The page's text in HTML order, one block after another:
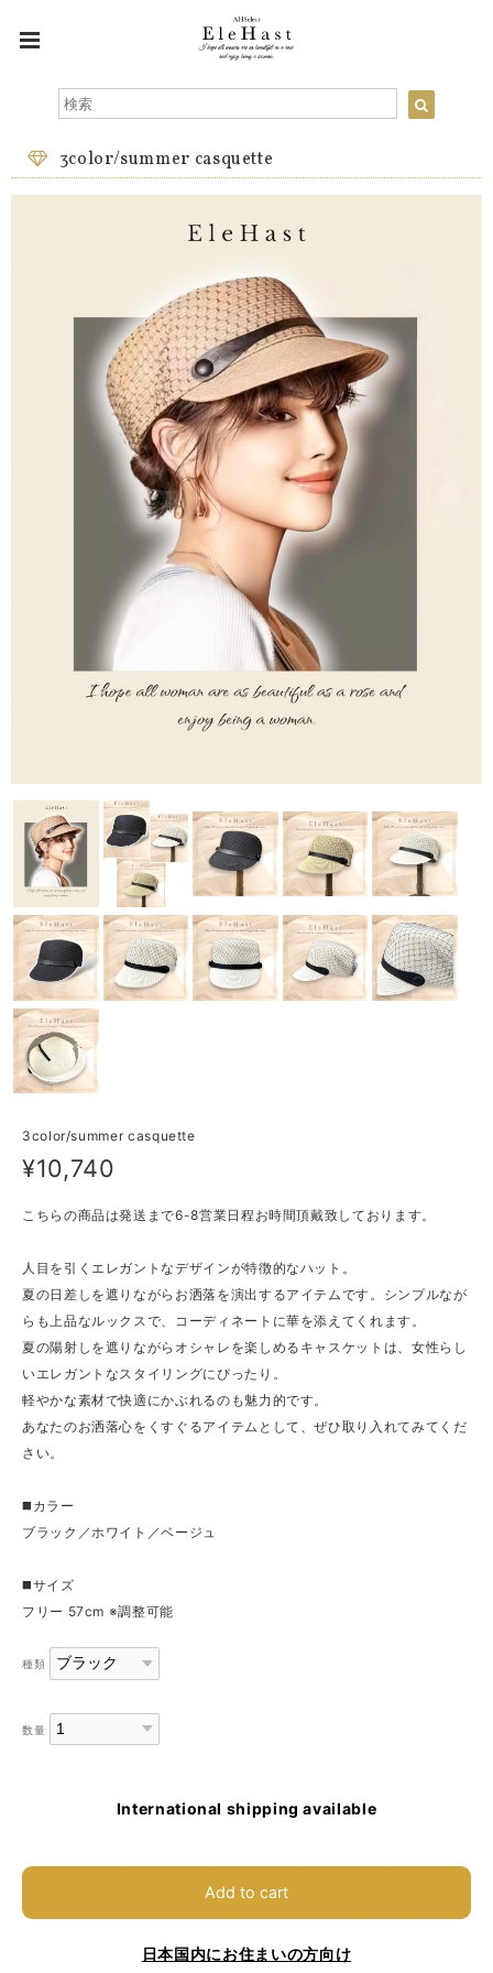
3color/summer casquette
3color/summer casquette
¥10,740
こちらの商品は発送まで6-8営業日程お時間頂戴致しております。
人目を引くエレガントなデザインが特徴的なハット。
夏の日差しを遮りながらお洒落を演出するアイテムです。シンプルなが
らも上品なルックスで、コーディネートに華を添えてくれます。
夏の陽射しを遮りながらオシャレを楽しめるキャスケットは、女性らし
いエレガントなスタイリングにぴったり。
軽やかな素材で快適にかぶれるのも魅力的です。
あなたのお洒落心をくすぐるアイテムとして、ぜひ取り入れてみてくだ
さい。
◼️カラー
ブラック／ホワイト／ベージュ
◼️サイズ
フリー 57cm ※調整可能
種類
数量
International shipping available
Add to cart
日本国内にお住まいの方向け